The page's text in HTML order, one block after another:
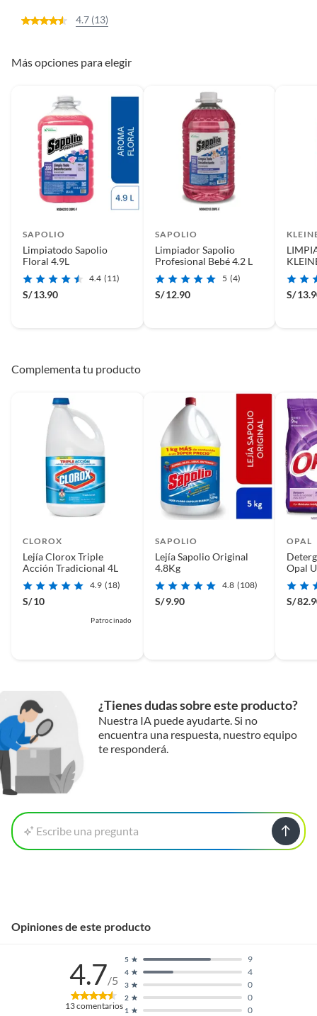
4.7 (13)
Más opciones para elegir
SAPOLIO
Limpiatodo Sapolio
Floral 4.9L
4.4 (11)
S/13.90
SAPOLIO
Limpiador Sapolio
Profesional Bebé 4.2 L
5 (4)
S/ 12.90 S/
Complementa tu producto
CLOROX
Lejía Clorox Triple
Acción Tradicional 4L
4.9 (18)
S/10
Patrocinado
SAPOLIO
Lejía Sapolio Original
4.8Kg
4.8 (108)
S/ 9.90
OPAL
Opal
S/
¿Tienes dudas sobre este producto?
Nuestra IA puede ayudarte. Si no
encuentra una respuesta, nuestro equipo
te responderá.
Escribe una pregunta
Opiniones de este producto
4.7/5
13comentarios 1 0
2 0
3 0
4 4
5 9